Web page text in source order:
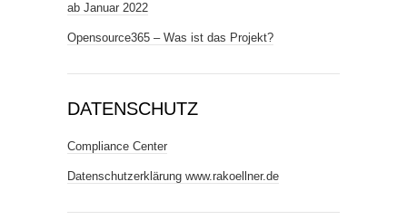
ab Januar 2022
Opensource365 – Was ist das Projekt?
DATENSCHUTZ
Compliance Center
Datenschutzerklärung www.rakoellner.de